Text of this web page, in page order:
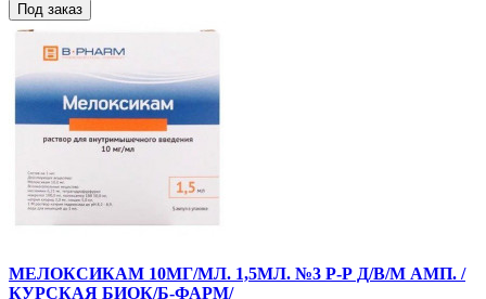
Под заказ
МЕЛОКСИКАМ 10МГ/МЛ. 1,5МЛ. №3 Р-Р Д/В/М АМП. /
КУРСКАЯ БИОК/Б-ФАРМ/